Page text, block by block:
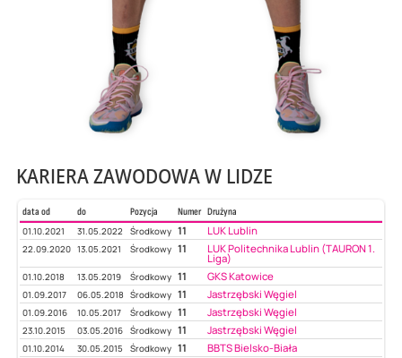
KARIERA ZAWODOWA W LIDZE
data od do Pozycja Numer Drużyna
01.10.2021
31.05.2022 Środkowy 11 LUK Lublin
22.09.2020 13.05.2021 Środkowy 11 LUK Politechnika Lublin (TAURON 1.
Liga)
01.10.2018 13.05.2019 Środkowy 11 GKS Katowice
01.09.2017 06.05.2018 Środkowy 11 Jastrzębski Węgiel
01.09.2016 10.05.2017 Środkowy 11 Jastrzębski Węgiel
23.10.2015 03.05.2016 Środkowy 11 Jastrzębski Węgiel
01.10.2014 30.05.2015 Środkowy 11 BBTS Bielsko-Biała